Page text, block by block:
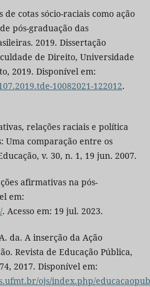
de cotas sócio-raciais como ação
pós-graduação das
2019. Dissertação
de Direito, Universidade
2019. Disponível em:
10082021-122012.
relações raciais e política
Uma comparação entre os
v. 30, n. 1, 19 jun. 2007.
afirmativas na pós-
em:
. Acesso em: 19 jul. 2023.
da. A inserção da Ação
Revista de Educação Pública,
2017. Disponível em:
ojs/index.php/